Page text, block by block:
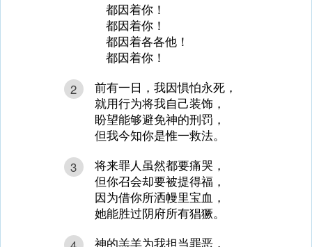
都因着你！
都因着你！
都因着各各他！
都因着你！
2
前有一日，我因惧怕永死，
就用行为将我自己装饰，
盼望能够避免神的刑罚，
但我今知你是惟一救法。
3
将来罪人虽然都要痛哭，
但你召会却要被提得福，
因为借你所洒幔里宝血，
她能胜过阴府所有猖獗。
神的羔羊为我担当罪恶，